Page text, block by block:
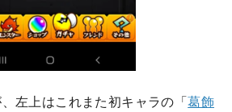
左上はこれまた初キャラの「葛飾